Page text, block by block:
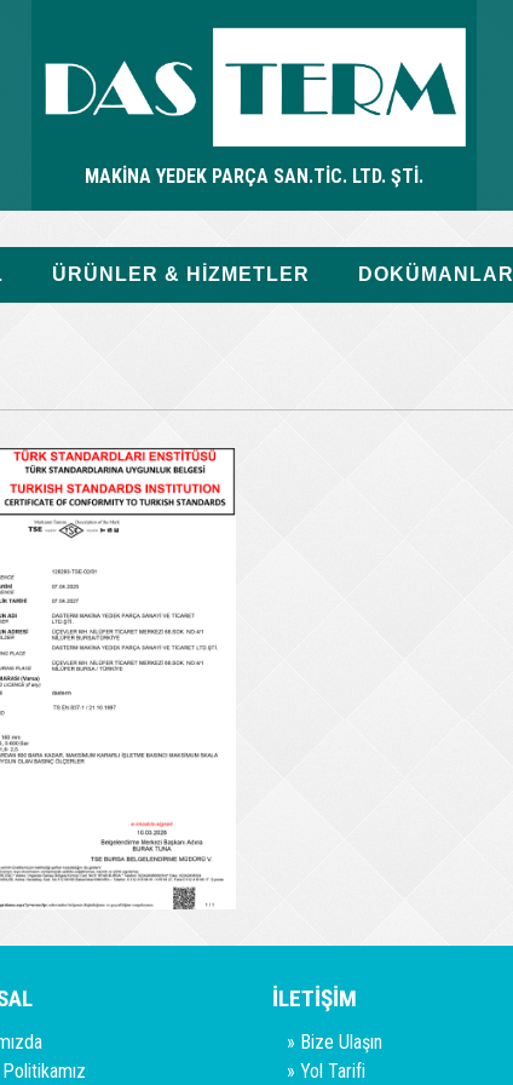
MAKİNA YEDEK PARÇA SAN.TİC. LTD. ŞTİ.
ÜRÜNLER & HİZMETLER DOKÜMANLAR
İLETİŞİM
» Bize Ulaşın
» Yol Tarifi